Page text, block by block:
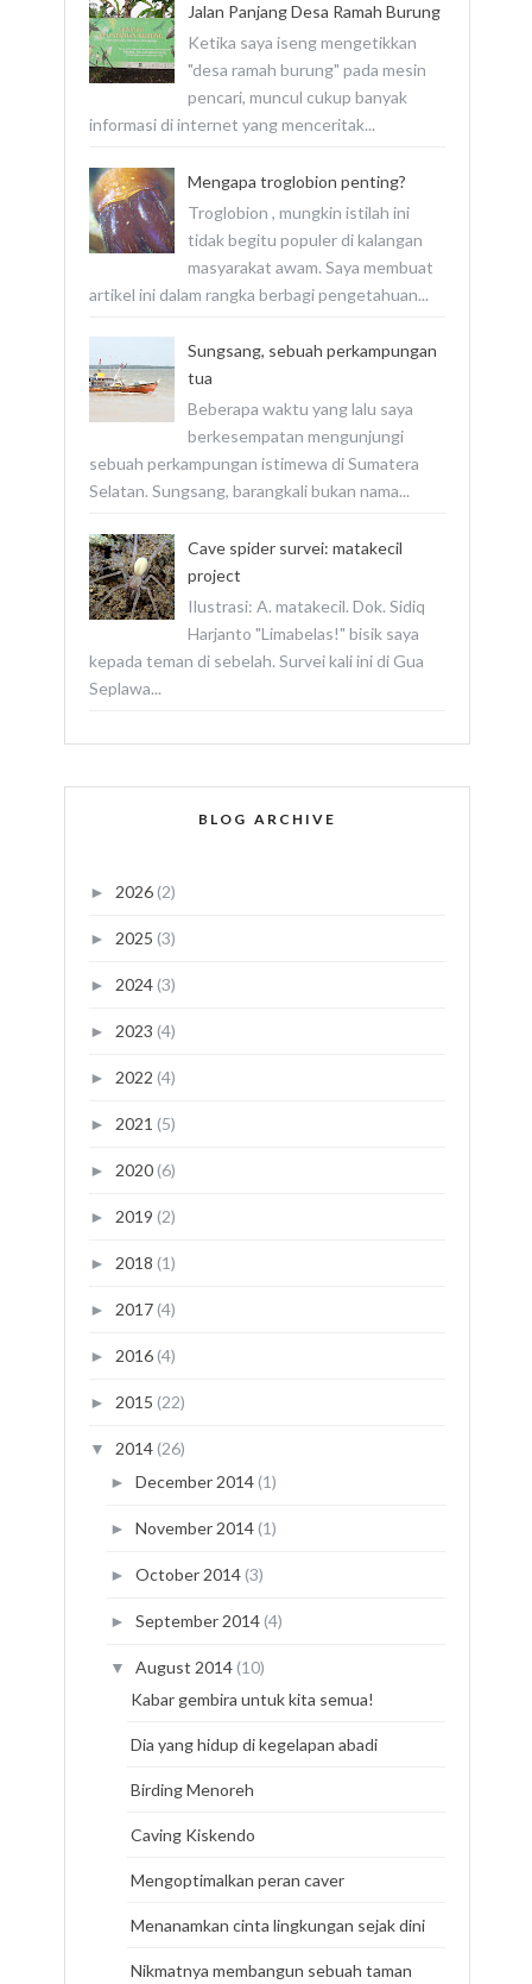
Jalan Panjang Desa Ramah Burung
Ketika saya iseng mengetikkan
"desa ramah burung" pada mesin
pencari, muncul cukup banyak
informasi di internet yang menceritak...
Mengapa troglobion penting?
Troglobion , mungkin istilah ini
tidak begitu populer di kalangan
masyarakat awam. Saya membuat
artikel ini dalam rangka berbagi pengetahuan...
Sungsang, sebuah perkampungan
tua
Beberapa waktu yang lalu saya
berkesempatan mengunjungi
sebuah perkampungan istimewa di Sumatera
Selatan. Sungsang, barangkali bukan nama...
Cave spider survei: matakecil
project
Ilustrasi: A. matakecil. Dok. Sidiq
Harjanto "Limabelas!" bisik saya
kepada teman di sebelah. Survei kali ini di Gua
Seplawa...
BLOG ARCHIVE
► 2026(2)
► 2025 (3)
► 2024(3)
► 2023 (4)
► 2022 (4)
► 2021 (5)
► 2020(6)
► 2019 (2)
► 2018 (1)
► 2017(4)
► 2016(4)
► 2015 (22)
▼ 2014(26)
► December 2014(1)
► November 2014(1)
► October 2014(3)
► September 2014(4)
▼ August 2014(10)
Kabar gembira untuk kita semua!
Dia yang hidup di kegelapan abadi
Birding Menoreh
Caving Kiskendo
Mengoptimalkan peran caver
Menanamkan cinta lingkungan sejak dini
Nikmatnya membangun sebuah taman